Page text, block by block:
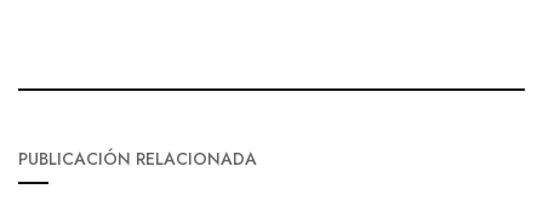
PUBLICACIÓN RELACIONADA